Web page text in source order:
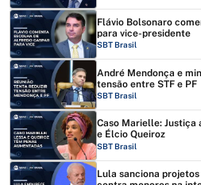
Flávio Bolsonaro
para vice-presidente
SBT Brasil
André Mendonça e
tensão entre STF e PF
SBT Brasil
Caso Marielle: Justiça
e Élcio Queiroz
SBT Brasil
Lula sanciona